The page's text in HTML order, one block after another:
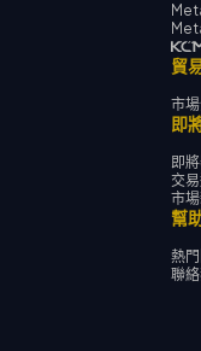
貿
市
即
即
交
市
幫
熱
聯